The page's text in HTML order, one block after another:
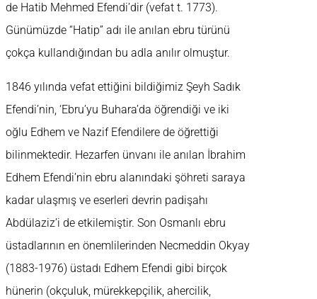
de Hatib Mehmed Efendi’dir (vefat t. 1773).
Günümüzde “Hatip” adı ile anılan ebru türünü
çokça kullandığından bu adla anılır olmuştur.
1846 yılında vefat ettiğini bildiğimiz Şeyh Sadık
Efendi’nin, ‘Ebru’yu Buhara’da öğrendiği ve iki
oğlu Edhem ve Nazif Efendilere de öğrettiği
bilinmektedir. Hezarfen ünvanı ile anılan İbrahim
Edhem Efendi’nin ebru alanındaki şöhreti saraya
kadar ulaşmış ve eserleri devrin padişahı
Abdülaziz’i de etkilemiştir. Son Osmanlı ebru
üstadlarının en önemlilerinden Necmeddin Okyay
(1883-1976) üstadı Edhem Efendi gibi birçok
hünerin (okçuluk, mürekkepçilik, ahercilik,